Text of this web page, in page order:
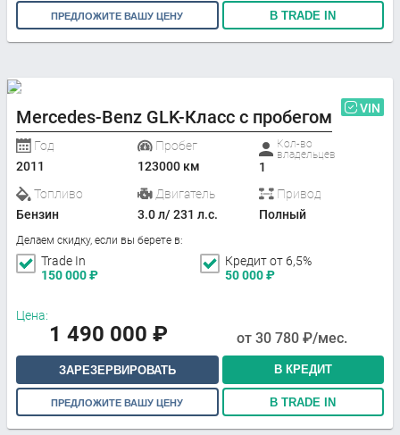
ПРЕДЛОЖИТЕ ВАШУ ЦЕНУ В TRADE IN
Mercedes-Benz GLK-Класс с пробегом VIN
Год
2011
Пробег
123000 км
Кол-во
владельцев
1
Топливо
Бензин
Двигатель
3.0 л/ 231 л.с.
Привод
Полный
Делаем скидку, если вы берете в:
Trade In
150 000₽
Кредит от 6,5%
50 000₽
Цена:
1 490 000 ₽ от 30 780 ₽/мес.
ЗАРЕЗЕРВИРОВАТЬ В КРЕДИТ
ПРЕДЛОЖИТЕ ВАШУ ЦЕНУ В TRADE IN